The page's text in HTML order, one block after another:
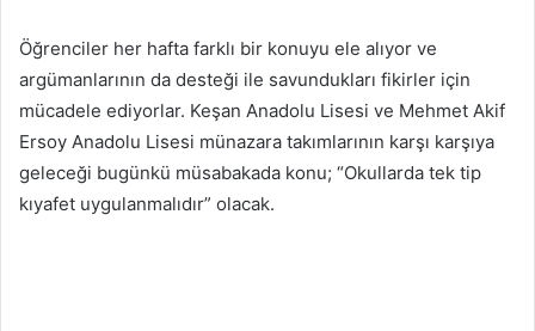
Öğrenciler her hafta farklı bir konuyu ele alıyor ve
argümanlarının da desteği ile savundukları fikirler için
mücadele ediyorlar. Keşan Anadolu Lisesi ve Mehmet Akif
Ersoy Anadolu Lisesi münazara takımlarının karşı karşıya
geleceği bugünkü müsabakada konu; “Okullarda tek tip
kıyafet uygulanmalıdır” olacak.